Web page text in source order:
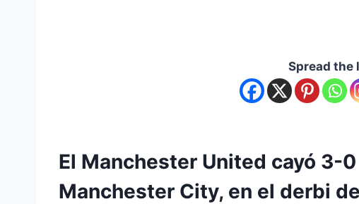
Spread the
El Manchester United cayó 3-
Manchester City, en el derbi